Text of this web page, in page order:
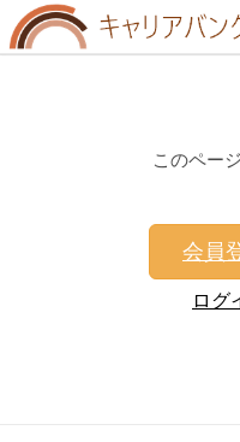
このペー
会員
ログ